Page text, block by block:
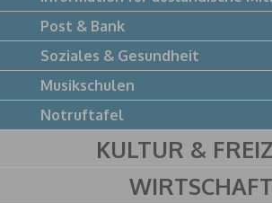
Post & Bank
Soziales & Gesundheit
Musikschulen
Notruftafel
KULTUR &
WIRTSCHAFT